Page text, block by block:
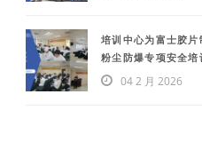
培训中心为富士胶
粉尘防爆专项安全培
04 2 月 2026